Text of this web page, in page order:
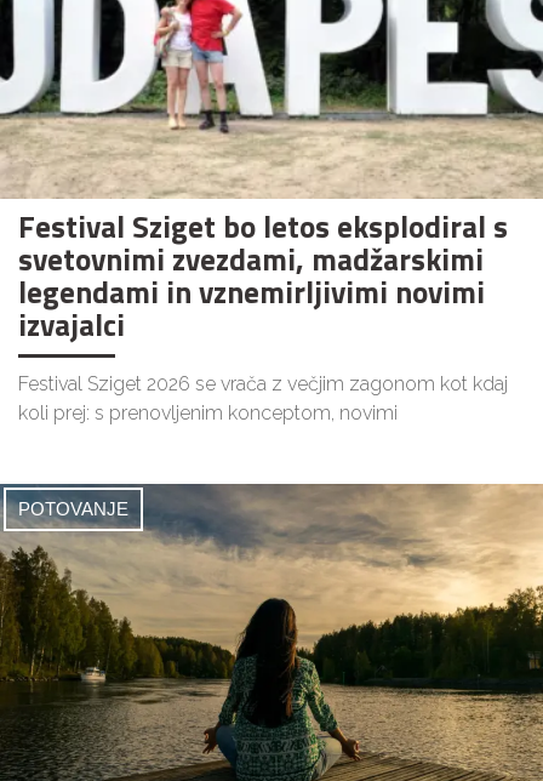
Festival Sziget bo letos eksplodiral s
svetovnimi zvezdami, madžarskimi
legendami in vznemirljivimi novimi
izvajalci
Festival Sziget 2026 se vrača z večjim zagonom kot kdaj
koli prej: s prenovljenim konceptom, novimi
POTOVANJE